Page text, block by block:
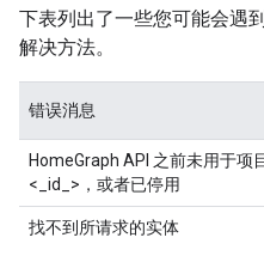
下表列出了一些您可能会遇
解决方法。
错误消息
HomeGraph API 之前未用于项
<_id_>，或者已停用
找不到所请求的实体